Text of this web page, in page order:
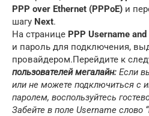
PPP over Ethernet (PPPoE) и
шагу Next.
На странице PPP Username
и пароль для подключения,
провайдером.Перейдите к
пользователей мегалайн: Если
или не можете подключиться с
паролем, воспользуйтесь
Забейте в поле Username слово